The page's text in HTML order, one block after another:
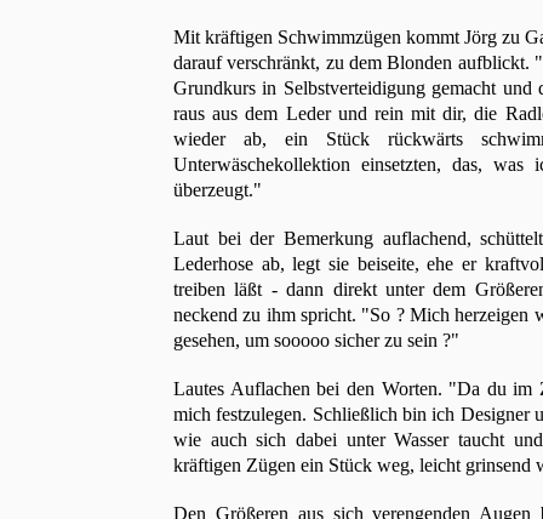
Mit kräftigen Schwimmzügen kommt Jörg zu
darauf verschränkt, zu dem Blonden aufblickt.
Grundkurs in Selbstverteidigung gemacht
raus aus dem Leder und rein mit dir, die
wieder ab, ein Stück rückwärts
Unterwäschekollektion einsetzten, das,
überzeugt."
Laut bei der Bemerkung auflachend,
Lederhose ab, legt sie beiseite, ehe er
treiben läßt - dann direkt unter dem
neckend zu ihm spricht. "So ? Mich herzeigen
gesehen, um sooooo sicher zu sein ?"
Lautes Auflachen bei den Worten. "Da du im
mich festzulegen. Schließlich bin ich Designer
wie auch sich dabei unter Wasser taucht
kräftigen Zügen ein Stück weg, leicht grinsend
Den Größeren aus sich verengenden